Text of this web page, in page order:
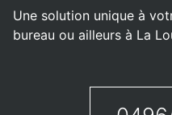
Une solution unique à
bureau ou ailleurs à La